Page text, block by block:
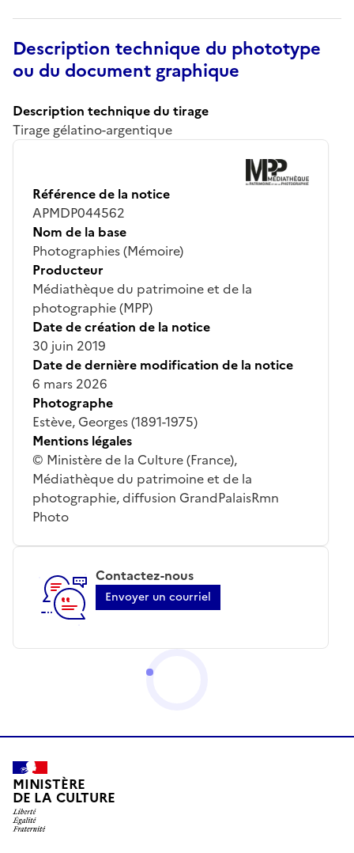
Description technique du phototype
ou du document graphique
Description technique du tirage
Tirage gélatino-argentique
Référence de la notice
APMDP044562
Nom de la base
Photographies (Mémoire)
Producteur
Médiathèque du patrimoine et de la
photographie (MPP)
Date de création de la notice
30 juin 2019
Date de dernière modification de la notice
6 mars 2026
Photographe
Estève, Georges (1891-1975)
Mentions légales
© Ministère de la Culture (France),
Médiathèque du patrimoine et de la
photographie, diffusion GrandPalaisRmn
Photo
Contactez-nous
Envoyer un courriel
MINISTÈRE
DE LA CULTURE